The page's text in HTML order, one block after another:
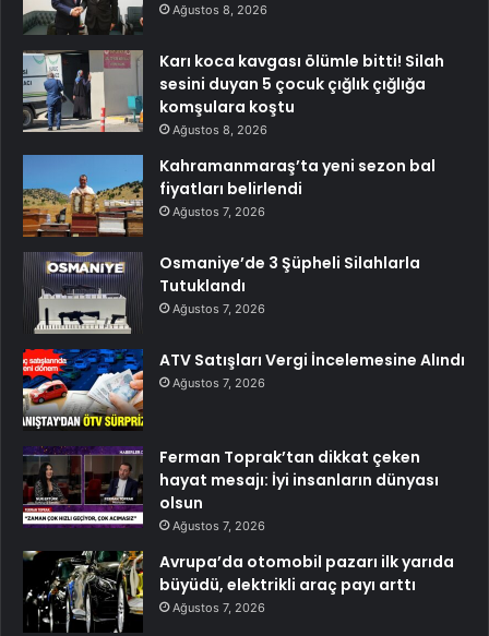
Ağustos 8, 2026
Karı koca kavgası ölümle bitti! Silah
sesini duyan 5 çocuk çığlık çığlığa
komşulara koştu
Ağustos 8, 2026
Kahramanmaraş’ta yeni sezon bal
fiyatları belirlendi
Ağustos 7, 2026
Osmaniye’de 3 Şüpheli Silahlarla
Tutuklandı
Ağustos 7, 2026
ATV Satışları Vergi İncelemesine Alındı
Ağustos 7, 2026
Ferman Toprak’tan dikkat çeken
hayat mesajı: İyi insanların dünyası
olsun
Ağustos 7, 2026
Avrupa’da otomobil pazarı ilk yarıda
büyüdü, elektrikli araç payı arttı
Ağustos 7, 2026